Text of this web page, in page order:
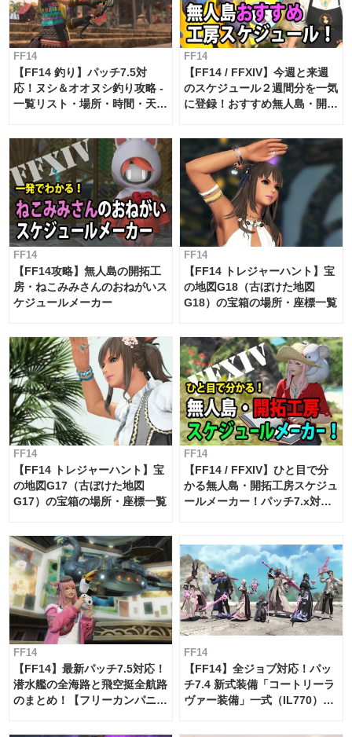
FF14
【FF14 釣り】パッチ7.5対
応！ヌシ＆オオヌシ釣り攻略 -
一覧リスト・場所・時間・天
FF14
【FF14 / FFXIV】今週と来週
のスケジュール２週間分を一気
に登録！おすすめ無人島・開拓
対応 / 毎週更新中】
FF14
【FF14攻略】無人島の開拓工
房・ねこみみさんのおねがいス
ケジュールメーカー
FF14
【FF14 トレジャーハント】宝
の地図G18（古ぼけた地図
G18）の宝箱の場所・座標一覧
FF14
【FF14 トレジャーハント】宝
の地図G17（古ぼけた地図
G17）の宝箱の場所・座標一覧
FF14
【FF14 / FFXIV】ひと目で分
かる無人島・開拓工房スケジュ
ールメーカー！パッチ7.x対応
FF14
【FF14】最新パッチ7.5対応！
潜水艦の全海路と飛空挺全航路
のまとめ！【フリーカンパニ
FF14
【FF14】全ジョブ対応！パッ
チ7.4 新式装備「コートリーラ
ヴァー装備」一式（IL770）の